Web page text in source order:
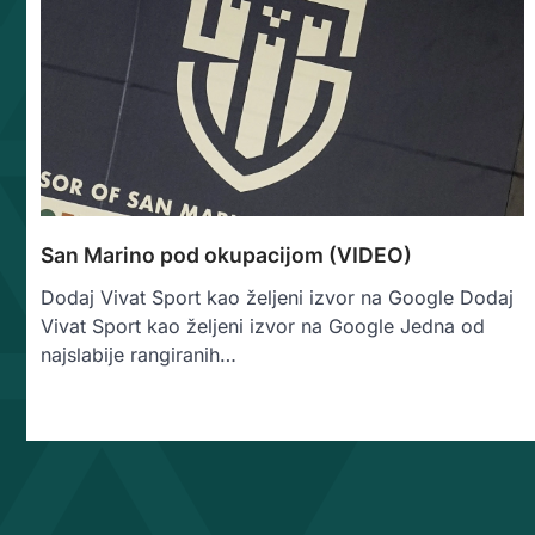
San Marino pod okupacijom (VIDEO)
Dodaj Vivat Sport kao željeni izvor na Google Dodaj
Vivat Sport kao željeni izvor na Google Jedna od
najslabije rangiranih…